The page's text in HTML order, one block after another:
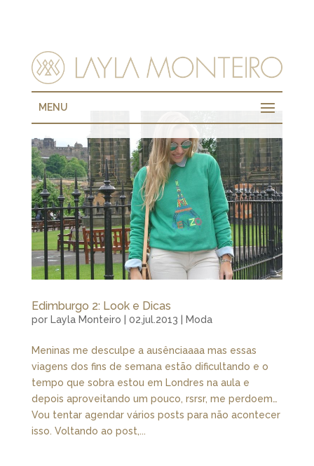
MENU
Edimburgo 2: Look e Dicas
por Layla Monteiro 02.jul.2013 Moda
Meninas me desculpe a ausênciaaaa mas essas
viagens dos fins de semana estão dificultando e o
tempo que sobra estou em Londres na aula e
depois aproveitando um pouco, rsrsr, me perdoem…
Vou tentar agendar vários posts para não acontecer
isso. Voltando ao post,...